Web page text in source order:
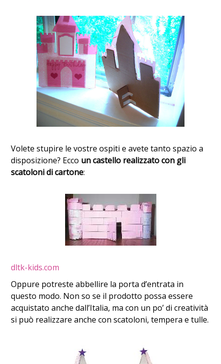
Volete stupire le vostre ospiti e avete tanto spazio a
disposizione? Ecco un castello realizzato con gli
scatoloni di cartone:
dltk-kids.com
Oppure potreste abbellire la porta d’entrata in
questo modo. Non so se il prodotto possa essere
acquistato anche dall’Italia, ma con un po’ di creatività
si può realizzare anche con scatoloni, tempera e tulle.